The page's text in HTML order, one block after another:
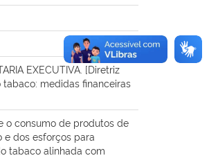
EXECUTIVA. [Diretriz
medidas financeiras
o consumo de produtos de
e dos esforços para
tabaco alinhada com